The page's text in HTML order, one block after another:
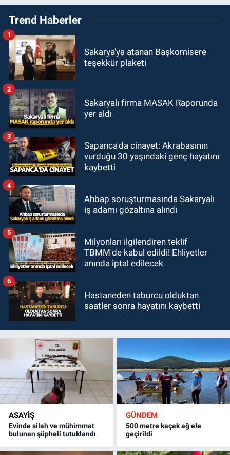
Trend Haberler
Sakarya'ya atanan Başkomisere
teşekkür plaketi
1
Sakaryalı firma MASAK Raporunda
yer aldı
2
Sapanca'da cinayet: Akrabasının
vurduğu 30 yaşındaki genç hayatını
kaybetti
3
Ahbap soruşturmasında Sakaryalı
iş adamı gözaltına alındı
4
Milyonları ilgilendiren teklif
TBMM'de kabul edildi! Ehliyetler
anında iptal edilecek
5
Hastaneden taburcu olduktan
saatler sonra hayatını kaybetti
6
ASAYİŞ
Evinde silah ve mühimmat
bulunan şüpheli tutuklandı
GÜNDEM
500 metre kaçak ağ ele
geçirildi